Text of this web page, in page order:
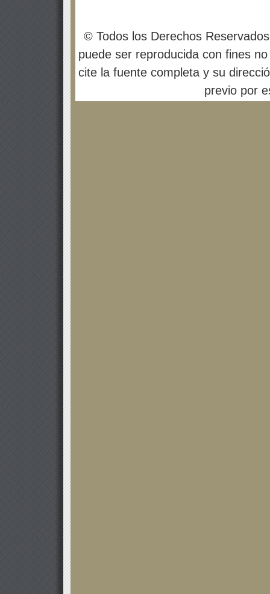
© Todos los Derechos
puede ser reproducida con fines
cite la fuente completa y su
previo por